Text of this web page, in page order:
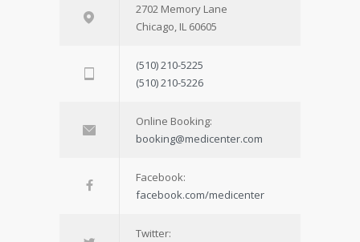
2702 Memory Lane
Chicago, IL 60605
(510) 210-5225
(510) 210-5226
Online Booking:
booking@medicenter.com
Facebook:
facebook.com/medicenter
Twitter: